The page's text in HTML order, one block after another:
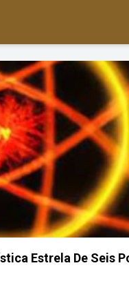
Estrela De Seis